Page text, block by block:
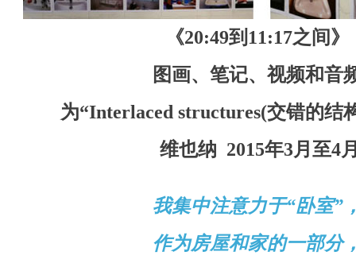
《20:49到 11:17之间》
图画、笔记、视频和音
为“Interlaced structures(交错的结
维也纳 2015年3月至4
我集中注意力于“卧室”
作为房屋和家的一部分